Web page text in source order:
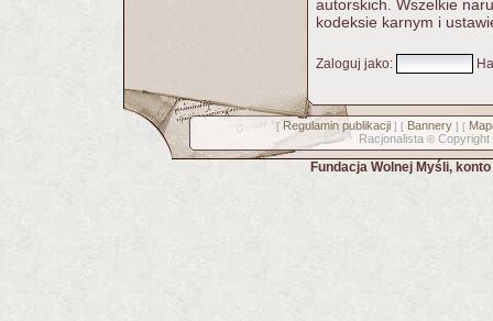
autorskich. Wszelkie
kodeksie karnym i
Zaloguj jako:
[ Regulamin publikacji] [ Bannery] [
Racjonalista © Copyright
Fundacja Wolnej Myśli,